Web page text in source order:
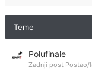
Teme
Polufinale
Zadnji post Postao/